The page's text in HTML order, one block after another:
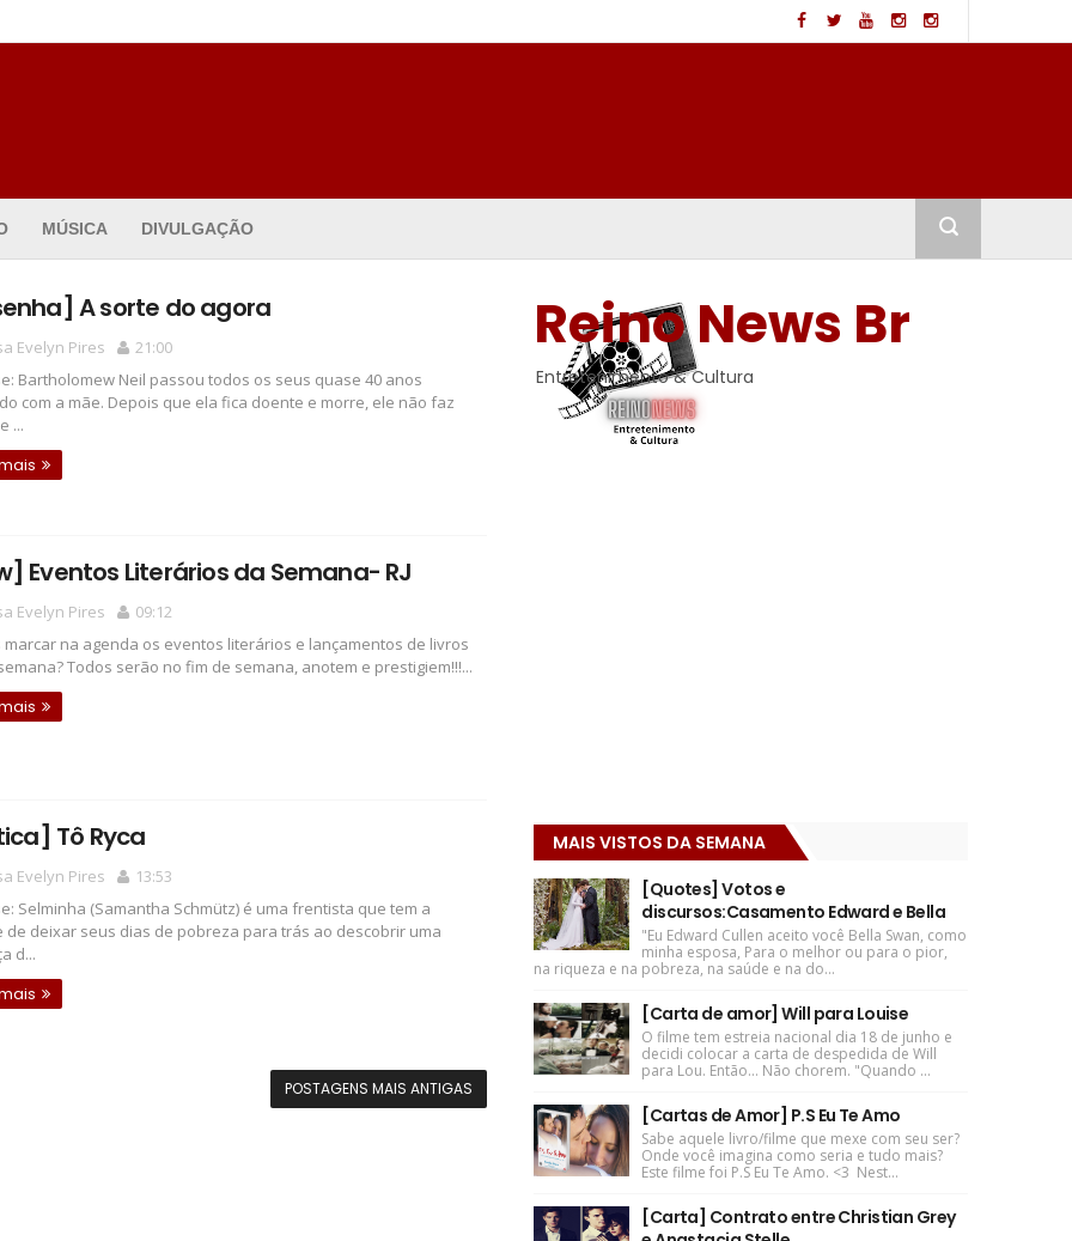
MÚSICA DIVULGAÇÃO
A sorte do agora
Evelyn Pires
21:00
Bartholomew Neil passou todos os seus quase 40 anos
com a mãe. Depois que ela fica doente e morre, ele não faz
...
Eventos Literários da Semana- RJ
Evelyn Pires
09:12
marcar na agenda os eventos literários e lançamentos de livros
Todos serão no fim de semana, anotem e prestigiem!!!...
Tô Ryca
Evelyn Pires
13:53
Selminha (Samantha Schmütz) é uma frentista que tem a
de deixar seus dias de pobreza para trás ao descobrir uma
d...
POSTAGENS MAIS ANTIGAS
Reino News Br
Entretenimento & Cultura
MAIS VISTOS DA SEMANA
[Quotes] Votos e
discursos:Casamento Edward e Bella
"Eu Edward Cullen aceito você Bella Swan, como
minha esposa, Para o melhor ou para o pior,
na riqueza e na pobreza, na saúde e na do...
[Carta de amor] Will para Louise
O filme tem estreia nacional dia 18 de junho e
decidi colocar a carta de despedida de Will
para Lou. Então... Não chorem. "Quando ...
[Cartas de Amor] P.S Eu Te Amo
Sabe aquele livro/filme que mexe com seu ser?
Onde você imagina como seria e tudo mais?
Este filme foi P.S Eu Te Amo. <3 Nest...
[Carta] Contrato entre Christian Grey